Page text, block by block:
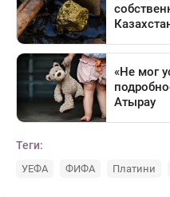
Теги:
УЕФА ФИФА Платини